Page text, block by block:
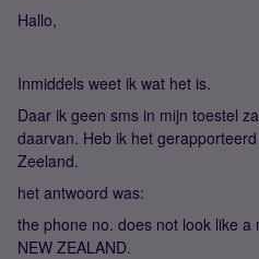
Hallo,
Inmiddels weet ik wat het is.
Daar ik geen sms in mijn toestel
daarvan. Heb ik het
Zeeland.
het antwoord was:
the phone no. does not look like
NEW ZEALAND.